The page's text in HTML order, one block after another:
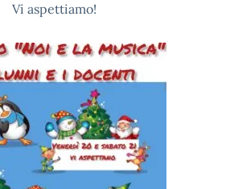
Vi aspettiamo!